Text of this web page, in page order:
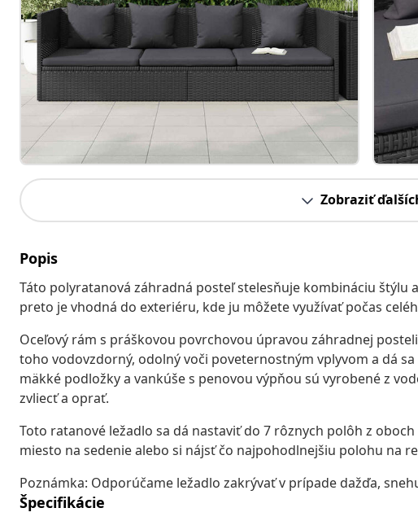
Zobraziť
Popis
Táto polyratanová záhradná posteľ stelesňuje kombináciu štýlu
preto je vhodná do exteriéru, kde ju môžete využívať počas
Oceľový rám s práškovou povrchovou úpravou záhradnej
toho vodovzdorný, odolný voči poveternostným vplyvom a dá
mäkké podložky a vankúše s penovou výpňou sú vyrobené z
zvliecť a oprať.
Toto ratanové ležadlo sa dá nastaviť do 7 rôznych polôh z
miesto na sedenie alebo si nájsť čo najpohodlnejšiu polohu na
Poznámka: Odporúčame ležadlo zakrývať v prípade dažďa,
Špecifikácie